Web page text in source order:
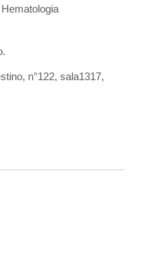
n°122, sala1317,